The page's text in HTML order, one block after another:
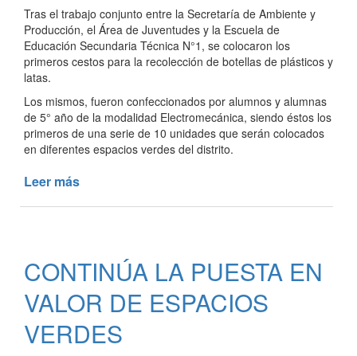
Tras el trabajo conjunto entre la Secretaría de Ambiente y
Producción, el Área de Juventudes y la Escuela de
Educación Secundaria Técnica N°1, se colocaron los
primeros cestos para la recolección de botellas de plásticos y
latas.
Los mismos, fueron confeccionados por alumnos y alumnas
de 5° año de la modalidad Electromecánica, siendo éstos los
primeros de una serie de 10 unidades que serán colocados
en diferentes espacios verdes del distrito.
Leer más
RECOLECCIÓN
DIFERENCIADA
DE
RESIDUOS
CONTINÚA LA PUESTA EN
VALOR DE ESPACIOS
VERDES